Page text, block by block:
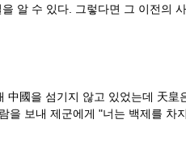
알 수 있다. 그렇다면 그 이전의
國을 섬기지 않고 있었는데 天
보내 제군에게 "너는 백제를 차